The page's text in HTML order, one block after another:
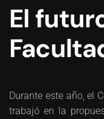
El
Durante este año, el
trabajó en la